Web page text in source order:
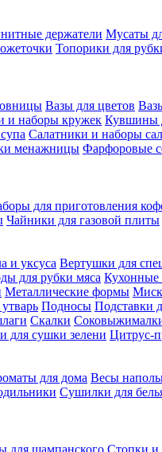
держатели Мусаты
Топорики для
Вазы для цветов
и наборы кружек Кувшины
Салатники и наборы
менажницы Фарфоровые
для приготовления
Чайники для газовой плиты
и уксуса Вертушки для
для рубки мяса Кухонные
Металлические формы
Подносы Подставки
Скалки
для сушки зелени Цитрус-
для дома Весы
Сушилки для
для шампанского Стопки